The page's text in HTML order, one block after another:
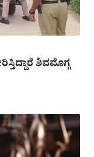
ಶಿವಮೊಗ್ಗ